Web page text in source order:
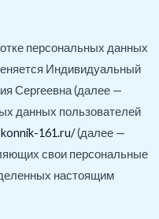
персональных данных
Индивидуальный
Сергеевна (далее —
данных пользователей
161.ru/(далее —
свои персональные
настоящим